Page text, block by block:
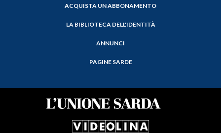
ACQUISTA UN ABBONAMENTO
LA BIBLIOTECA DELL'IDENTITÀ
ANNUNCI
PAGINE SARDE